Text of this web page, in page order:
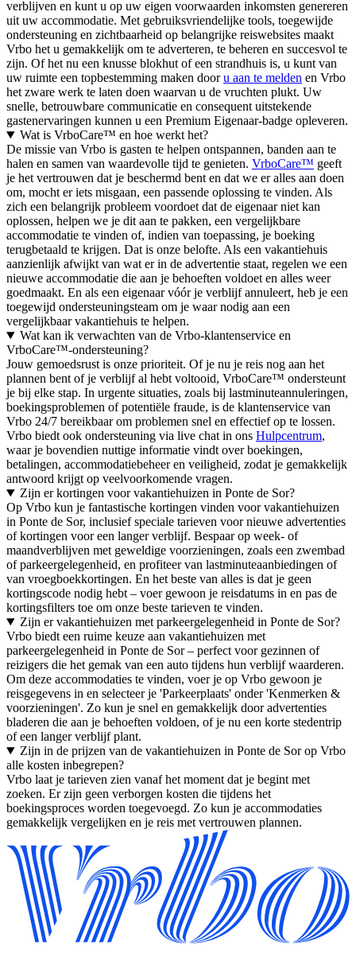
verblijven en kunt u op uw eigen voorwaarden inkomsten genereren
uit uw accommodatie. Met gebruiksvriendelijke tools, toegewijde
ondersteuning en zichtbaarheid op belangrijke reiswebsites maakt
Vrbo het u gemakkelijk om te adverteren, te beheren en succesvol te
zijn. Of het nu een knusse blokhut of een strandhuis is, u kunt van
uw ruimte een topbestemming maken dooru aan te melden en Vrbo
het zware werk te laten doen waarvan u de vruchten plukt. Uw
snelle, betrouwbare communicatie en consequent uitstekende
gastenervaringen kunnen u een Premium Eigenaar-badge opleveren.
Wat is VrboCare™ en hoe werkt het?
De missie van Vrbo is gasten te helpen ontspannen, banden aan te
halen en samen van waardevolle tijd te genieten. VrboCare™ geeft
je het vertrouwen dat je beschermd bent en dat we er alles aan doen
om, mocht er iets misgaan, een passende oplossing te vinden. Als
zich een belangrijk probleem voordoet dat de eigenaar niet kan
oplossen, helpen we je dit aan te pakken, een vergelijkbare
accommodatie te vinden of, indien van toepassing, je boeking
terugbetaald te krijgen. Dat is onze belofte. Als een vakantiehuis
aanzienlijk afwijkt van wat er in de advertentie staat, regelen we een
nieuwe accommodatie die aan je behoeften voldoet en alles weer
goedmaakt. En als een eigenaar vóór je verblijf annuleert, heb je een
toegewijd ondersteuningsteam om je waar nodig aan een
vergelijkbaar vakantiehuis te helpen.
Wat kan ik verwachten van de Vrbo-klantenservice en
VrboCare™-ondersteuning?
Jouw gemoedsrust is onze prioriteit. Of je nu je reis nog aan het
plannen bent of je verblijf al hebt voltooid, VrboCare™ ondersteunt
je bij elke stap. In urgente situaties, zoals bij lastminuteannuleringen,
boekingsproblemen of potentiële fraude, is de klantenservice van
Vrbo 24/7 bereikbaar om problemen snel en effectief op te lossen.
Vrbo biedt ook ondersteuning via live chat in ons Hulpcentrum,
waar je bovendien nuttige informatie vindt over boekingen,
betalingen, accommodatiebeheer en veiligheid, zodat je gemakkelijk
antwoord krijgt op veelvoorkomende vragen.
Zijn er kortingen voor vakantiehuizen in Ponte de Sor?
Op Vrbo kun je fantastische kortingen vinden voor vakantiehuizen
in Ponte de Sor, inclusief speciale tarieven voor nieuwe advertenties
of kortingen voor een langer verblijf. Bespaar op week- of
maandverblijven met geweldige voorzieningen, zoals een zwembad
of parkeergelegenheid, en profiteer van lastminuteaanbiedingen of
van vroegboekkortingen. En het beste van alles is dat je geen
kortingscode nodig hebt – voer gewoon je reisdatums in en pas de
kortingsfilters toe om onze beste tarieven te vinden.
Zijn er vakantiehuizen met parkeergelegenheid in Ponte de Sor?
Vrbo biedt een ruime keuze aan vakantiehuizen met
parkeergelegenheid in Ponte de Sor – perfect voor gezinnen of
reizigers die het gemak van een auto tijdens hun verblijf waarderen.
Om deze accommodaties te vinden, voer je op Vrbo gewoon je
reisgegevens in en selecteer je 'Parkeerplaats' onder 'Kenmerken &
voorzieningen'. Zo kun je snel en gemakkelijk door advertenties
bladeren die aan je behoeften voldoen, of je nu een korte stedentrip
of een langer verblijf plant.
Zijn in de prijzen van de vakantiehuizen in Ponte de Sor op Vrbo
alle kosten inbegrepen?
Vrbo laat je tarieven zien vanaf het moment dat je begint met
zoeken. Er zijn geen verborgen kosten die tijdens het
boekingsproces worden toegevoegd. Zo kun je accommodaties
gemakkelijk vergelijken en je reis met vertrouwen plannen.